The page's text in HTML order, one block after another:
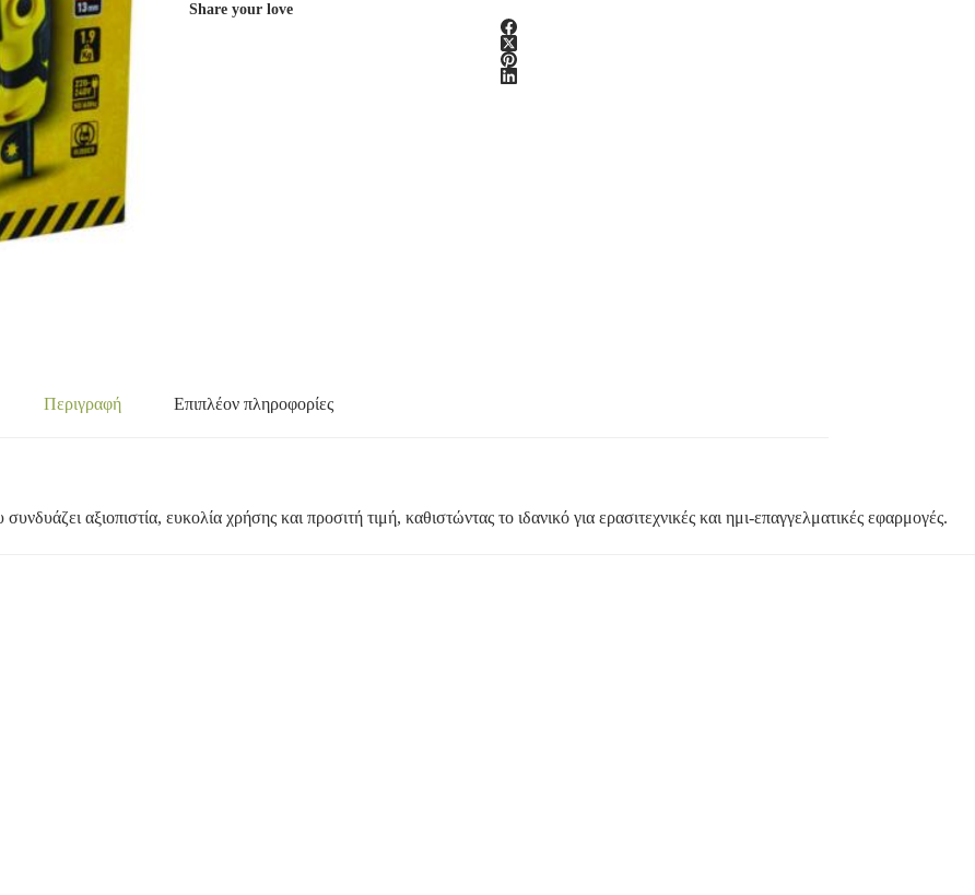
Share your love
Περιγραφή Επιπλέον πληροφορίες
συνδυάζει αξιοπιστία, ευκολία χρήσης και προσιτή τιμή, καθιστώντας το ιδανικό για ερασιτεχνικές και ημι-επαγγελματικές εφαρμογές.